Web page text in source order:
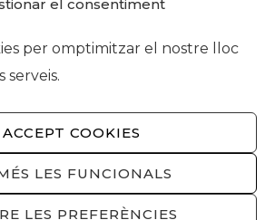
el consentiment
per omptimitzar el nostre lloc
serveis.
ACCEPT COOKIES
LES FUNCIONALS
LES PREFERÈNCIES
- Foment del Treball Nacional
/ Política cookies/Privacitat